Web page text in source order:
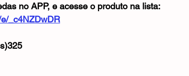
no APP, e acesse o produto na lista:
_c4NZDwDR